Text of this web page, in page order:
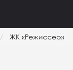
ЖК «Режиссер»